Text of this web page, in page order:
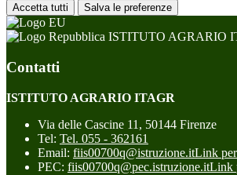
Accetta tutti Salva le preferenze
ISTITUTO AGRARIO
Contatti
ISTITUTO AGRARIO ITAGR
Via delle Cascine 11, 50144 Firenze
Tel: Tel. 055 - 362161
Email: fiis00700q@istruzione.itLink
PEC: fiis00700q@pec.istruzione.itLink